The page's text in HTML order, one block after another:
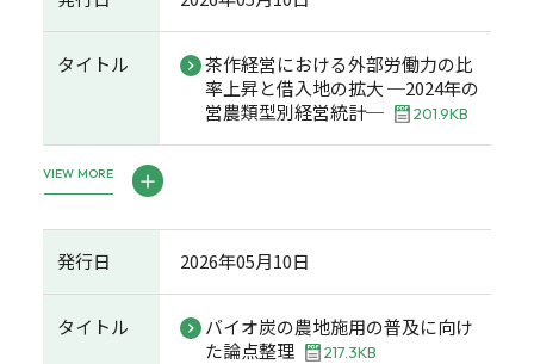
タイトル
茶作経営における外部労働力の比
率上昇と借入地の拡大 ─2024年の
営農類型別経営統計─
201.9KB
VIEW MORE
発行日 2026年05月10日
タイトル
バイオ炭の農地施用の普及に向け
た論点整理
217.3KB